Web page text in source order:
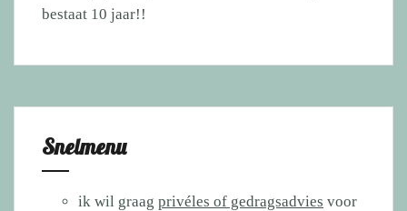
bestaat 10 jaar!!
Snelmenu
ik wil graag privéles of gedragsadvies voor